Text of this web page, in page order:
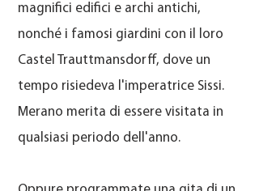
magnifici edifici e archi antichi,
nonché i famosi giardini con il loro
Castel Trauttmansdorff, dove un
tempo risiedeva l'imperatrice Sissi.
Merano merita di essere visitata in
qualsiasi periodo dell'anno.